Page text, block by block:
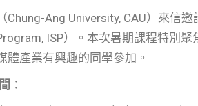
Chung-Ang University, CAU）來信
ISP）。本次暑期課程特別聚
體產業有興趣的同學參加。
：